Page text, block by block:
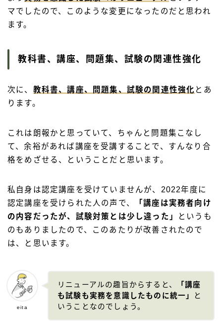
マでしたので、このような変更になったのだと思われ
ます。
教科書、講座、問題集、試験の関連性強化
次に、 教科書、講座、問題集、試験の関連性強化 とあ
ります。
これは朗報かと思っていて、ちゃんと問題集こなし
て、余裕があれば講座を受講することで、すんなり合
格をめざせる、ということだと思います。
私自身は認定講座を受けていませんが、2022年度に
認定講座を受けられた人の声で、
「講座は実務者向け
の内容だったが、試験対策とは少し違った」
というも
のもありましたので、このあたりが改善されたので
は、と思います。
eita
リニューアルの趣旨からすると、
「講座
も試験も実務を意識したものに統一」
と
いうことなのでしょう。